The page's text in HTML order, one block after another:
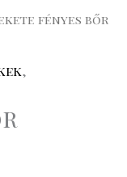
fényes bőr
,